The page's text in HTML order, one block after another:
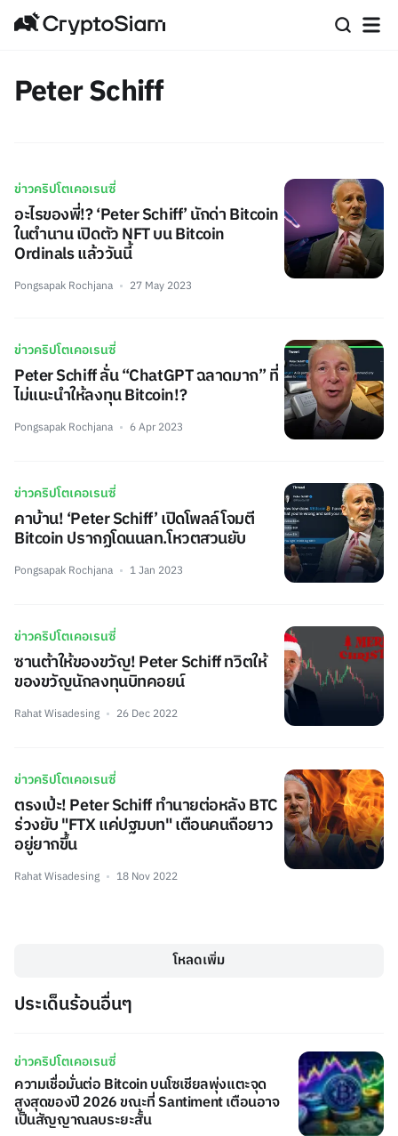
Peter Schiff
ข่าวคริปโตเคอเรนซี่
อะไรของพี่!? ‘Peter Schiff’ นักด่า Bitcoin
ในตำนาน เปิดตัว NFT บน Bitcoin
Ordinals แล้ววันนี้
Pongsapak Rochjana 27 May 2023
ข่าวคริปโตเคอเรนซี่
Peter Schiff ลั่น “ChatGPT ฉลาดมาก” ที่
ไม่แนะนำให้ลงทุน Bitcoin!?
Pongsapak Rochjana 6 Apr 2023
ข่าวคริปโตเคอเรนซี่
คาบ้าน! ‘Peter Schiff’ เปิดโพลล์โจมตี
Bitcoin ปรากฏโดนนลท.โหวตสวนยับ
Pongsapak Rochjana 1 Jan 2023
ข่าวคริปโตเคอเรนซี่
ซานต้าให้ของขวัญ! Peter Schiff ทวิตให้
ของขวัญนักลงทุนบิทคอยน์
Rahat Wisadesing 26 Dec 2022
ข่าวคริปโตเคอเรนซี่
ตรงเป้ะ! Peter Schiff ทำนายต่อหลัง BTC
ร่วงยับ "FTX แค่ปฐมบท" เตือนคนถือยาว
อยู่ยากขึ้น
Rahat Wisadesing 18 Nov 2022
โหลดเพิ่ม
ประเด็นร้อนอื่นๆ
ข่าวคริปโตเคอเรนซี่
ความเชื่อมั่นต่อ Bitcoin บนโซเชียลพุ่งแตะจุด
สูงสุดของปี 2026 ขณะที่ Santiment เตือนอาจ
เป็นสัญญาณลบระยะสั้น